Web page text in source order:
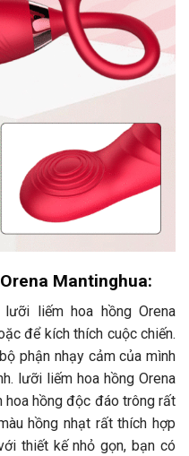
Mantinghua:
liếm hoa hồng Orena
để kích thích cuộc chiến.
phận nhạy cảm của mình
lưỡi liếm hoa hồng Orena
hoa hồng độc đáo trông rất
hồng nhạt rất thích hợp
thiết kế nhỏ gọn, bạn có